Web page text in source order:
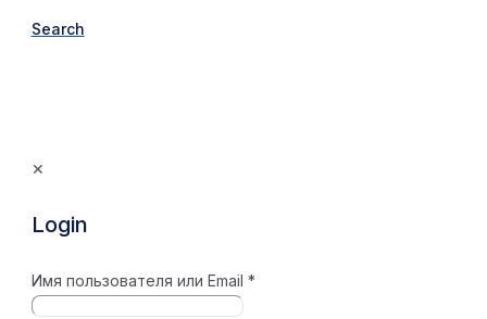
Search
✕
Login
Имя пользователя или Email *